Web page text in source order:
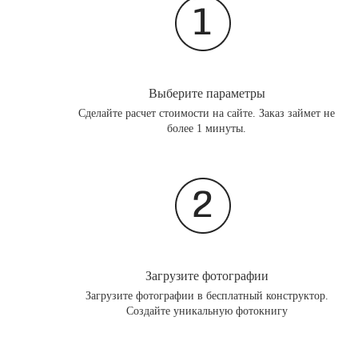
Выберите параметры
Сделайте расчет стоимости на сайте. Заказ займет не
более 1 минуты.
Загрузите фотографии
Загрузите фотографии в бесплатный конструктор.
Создайте уникальную фотокнигу